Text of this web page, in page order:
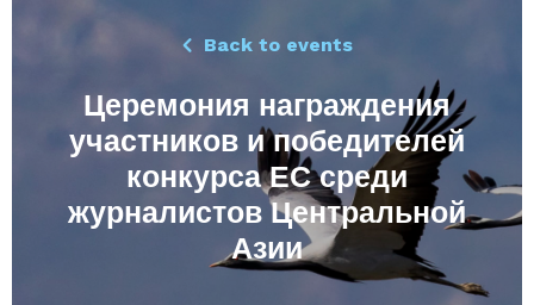
Back to events
Церемония награждения
участников и победителей
конкурса ЕС среди
журналистов Центральной
Азии